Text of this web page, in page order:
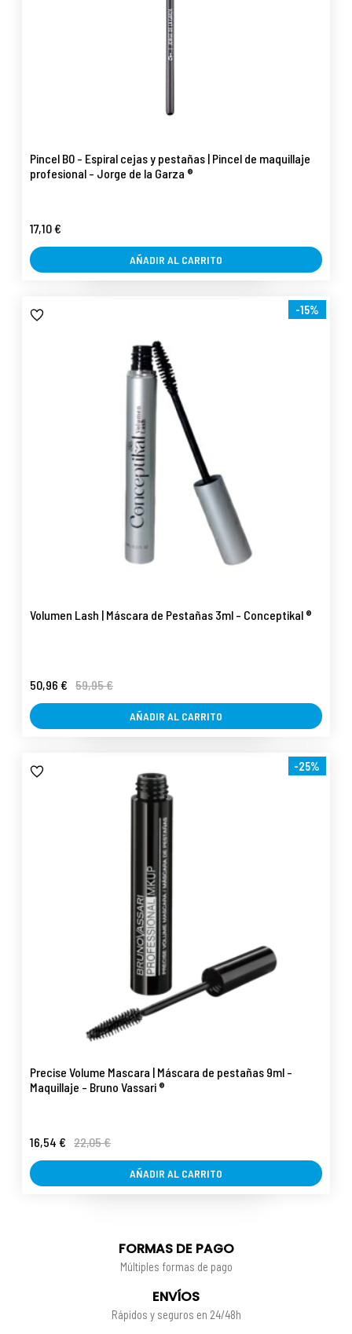
Pincel B0 - Espiral cejas y pestañas | Pincel de maquillaje
profesional - Jorge de la Garza ®
17,10 €
AÑADIR AL CARRITO
-15%
Volumen Lash | Máscara de Pestañas 3ml - Conceptikal ®
50,96 € 59,95 €
AÑADIR AL CARRITO
-25%
Precise Volume Mascara | Máscara de pestañas 9ml -
Maquillaje - Bruno Vassari ®
16,54 € 22,05 €
AÑADIR AL CARRITO
FORMAS DE PAGO
Múltiples formas de pago
ENVÍOS
Rápidos y seguros en 24/48h